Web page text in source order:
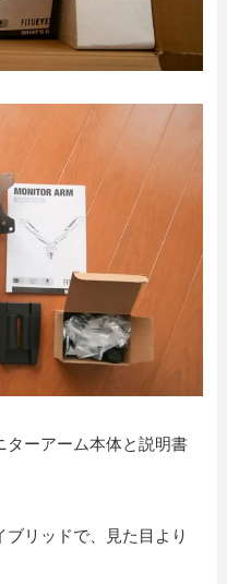
ターアーム本体と説明書
リッドで、見た目より